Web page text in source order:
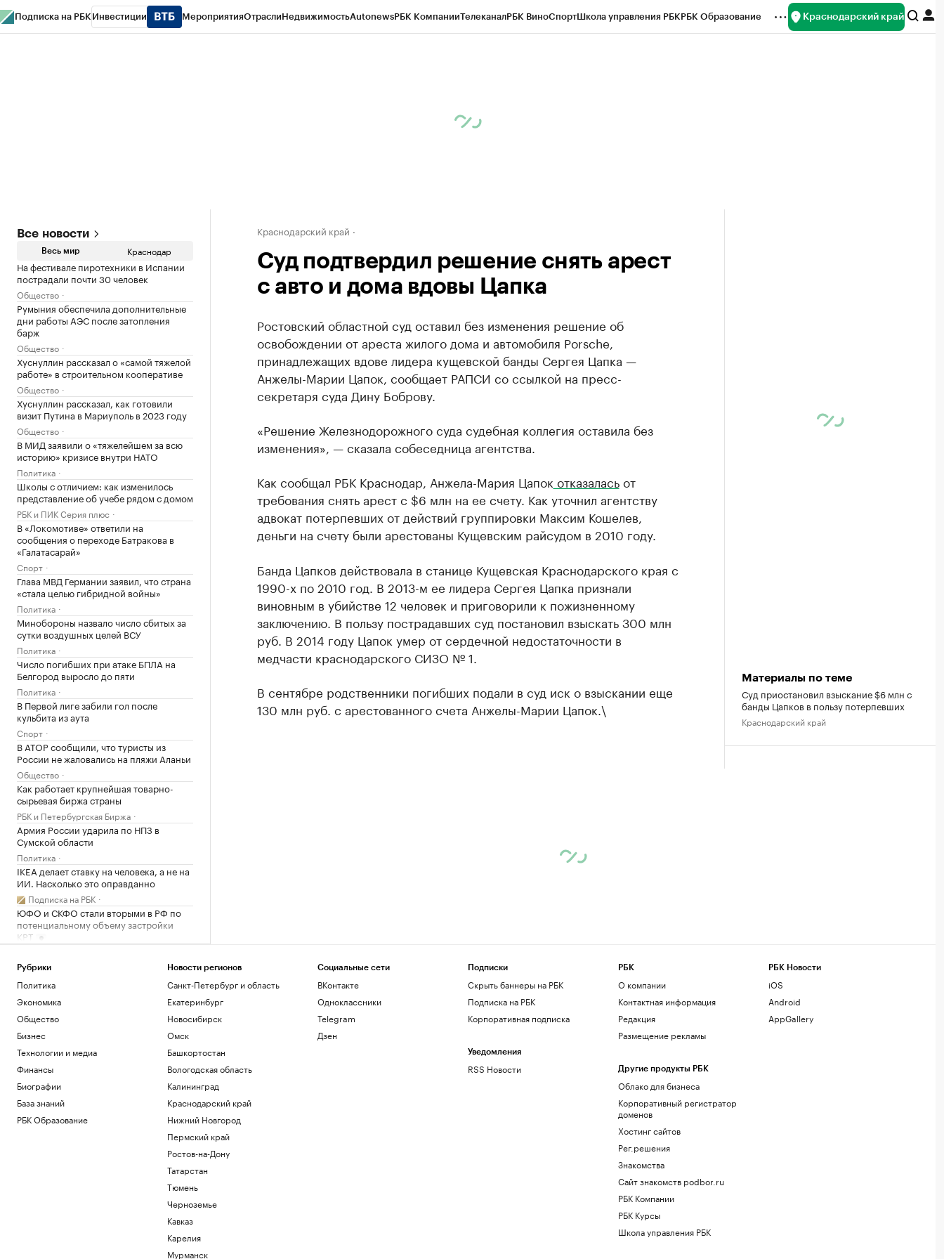
Подписка на РБК Инвестиции МероприятияОтраслиНедвижимостьAutonewsРБК КомпанииТелеканалРБК ВиноСпортШкола управления РБКРБК Образование Краснодарский край
Все новости
Весь мир Краснодар
На фестивале пиротехники в Испании
пострадали почти 30 человек
Общество
Румыния обеспечила дополнительные
дни работы АЭС после затопления
барж
Общество
Хуснуллин рассказал о «самой тяжелой
работе» в строительном кооперативе
Общество
Хуснуллин рассказал, как готовили
визит Путина в Мариуполь в 2023 году
Общество
В МИД заявили о «тяжелейшем за всю
историю» кризисе внутри НАТО
Политика
Школы с отличием: как изменилось
представление об учебе рядом с домом
РБК и ПИК Серия плюс
В «Локомотиве» ответили на
сообщения о переходе Батракова в
«Галатасарай»
Спорт
Глава МВД Германии заявил, что страна
«стала целью гибридной войны»
Политика
Минобороны назвало число сбитых за
сутки воздушных целей ВСУ
Политика
Число погибших при атаке БПЛА на
Белгород выросло до пяти
Политика
В Первой лиге забили гол после
кульбита из аута
Спорт
В АТОР сообщили, что туристы из
России не жаловались на пляжи Аланьи
Общество
Как работает крупнейшая товарно-
сырьевая биржа страны
РБК и Петербургская Биржа
Армия России ударила по НПЗ в
Сумской области
Политика
IKEA делает ставку на человека, а не на
ИИ. Насколько это оправданно
Подписка на РБК
ЮФО и СКФО стали вторыми в РФ по
потенциальному объему застройки
КРТ
Пляжи, замки, марципан: гастрогид по
В Московской области объявили
беспилотную опасность
Политика
Минобороны сообщило об ударах по
энергообъектам и аэродрому на
Украине
Политика
В МИД России заявили об оказании
Румынией прямой военной помощи
Украине
Краснодарский край
Суд подтвердил решение снять арест
с авто и дома вдовы Цапка
Ростовский областной суд оставил без изменения решение об
освобождении от ареста жилого дома и автомобиля Porsсhe,
принадлежащих вдове лидера кущевской банды Сергея Цапка —
Анжелы-Марии Цапок, сообщает РАПСИ со ссылкой на пресс-
секретаря суда Дину Боброву.
«Решение Железнодорожного суда судебная коллегия оставила без
изменения», — сказала собеседница агентства.
Как сообщал РБК Краснодар, Анжела-Мария Цапок отказаласьот
требования снять арест с $6 млн на ее счету. Как уточнил агентству
адвокат потерпевших от действий группировки Максим Кошелев,
деньги на счету были арестованы Кущевским райсудом в 2010 году.
Банда Цапков действовала в станице Кущевская Краснодарского края с
1990-х по 2010 год. В 2013-м ее лидера Сергея Цапка признали
виновным в убийстве 12 человек и приговорили к пожизненному
заключению. В пользу пострадавших суд постановил взыскать 300 млн
руб. В 2014 году Цапок умер от сердечной недостаточности в
медчасти краснодарского СИЗО № 1.
В сентябре родственники погибших подали в суд иск о взыскании еще
130 млн руб. с арестованного счета Анжелы-Марии Цапок.\
Материалы по теме
Суд приостановил взыскание $6 млн с
банды Цапков в пользу потерпевших
Краснодарский край
Рубрики
Политика
Экономика
Общество
Бизнес
Технологии и медиа
Финансы
Биографии
База знаний
РБК Образование
Новости регионов
Санкт-Петербург и область
Екатеринбург
Новосибирск
Омск
Башкортостан
Вологодская область
Калининград
Краснодарский край
Нижний Новгород
Пермский край
Ростов-на-Дону
Татарстан
Тюмень
Черноземье
Кавказ
Карелия
Мурманск
Социальные сети
ВКонтакте
Одноклассники
Telegram
Дзен
Подписки
Скрыть баннеры на РБК
Подписка на РБК
Корпоративная подписка
Уведомления
RSS Новости
РБК
О компании
Контактная информация
Редакция
Размещение рекламы
Другие продукты РБК
Облако для бизнеса
Корпоративный регистратор
доменов
Хостинг сайтов
Рег.решения
Знакомства
Сайт знакомств podbor.ru
РБК Компании
РБК Курсы
Школа управления РБК
РБК Новости
iOS
Android
AppGallery